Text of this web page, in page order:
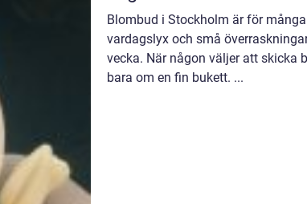
Blombud i Stockholm är för
vardagslyx och små
vecka. När någon väljer att skicka
bara om en fin bukett. ...